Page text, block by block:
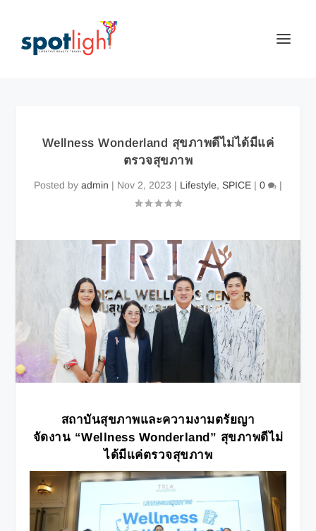
Wellness Wonderland สุขภาพดีไม่ได้มีแค่
ตรวจสุขภาพ
Posted by admin | Nov 2, 2023 | Lifestyle, SPICE | 0 |
สถาบันสุขภาพและความงามตรัยญา
จัดงาน “Wellness Wonderland” สุขภาพดีไม่
ได้มีแค่ตรวจสุขภาพ